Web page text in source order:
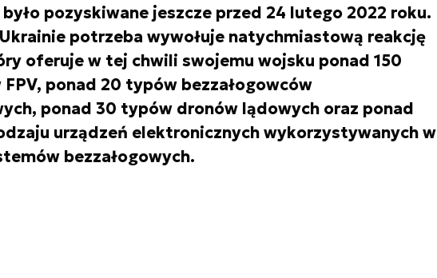
pozyskiwane jeszcze przed 24 lutego 2022 roku.
potrzeba wywołuje natychmiastową reakcję
oferuje w tej chwili swojemu wojsku ponad 150
ponad 20 typów bezzałogowców
ponad 30 typów dronów lądowych oraz ponad
urządzeń elektronicznych wykorzystywanych w
bezzałogowych.